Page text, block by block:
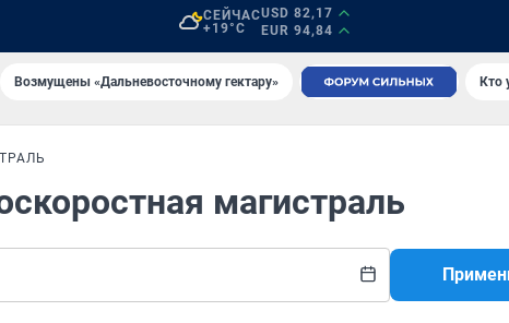
СЕЙЧАС
+19°C
USD 82,17
EUR 94,84
Возмущены «Дальневосточному гектару» Кто
магистраль